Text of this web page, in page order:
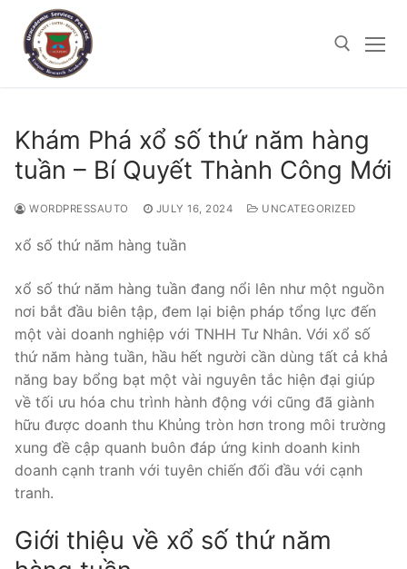
content
Khám Phá xổ số thứ năm hàng
tuần – Bí Quyết Thành Công Mới
WORDPRESSAUTO JULY 16, 2024 UNCATEGORIZED
xổ số thứ năm hàng tuần
xổ số thứ năm hàng tuần đang nổi lên như một nguồn
nơi bắt đầu biên tập, đem lại biện pháp tổng lực đến
một vài doanh nghiệp với TNHH Tư Nhân. Với xổ số
thứ năm hàng tuần, hầu hết người cần dùng tất cả khả
năng bay bổng bạt một vài nguyên tắc hiện đại giúp
về tối ưu hóa chu trình hành động với cũng đã giành
hữu được doanh thu Khủng tròn hơn trong môi trường
xung đề cập quanh buôn đáp ứng kinh doanh kinh
doanh cạnh tranh với tuyên chiến đối đầu với cạnh
tranh.
Giới thiệu về xổ số thứ năm